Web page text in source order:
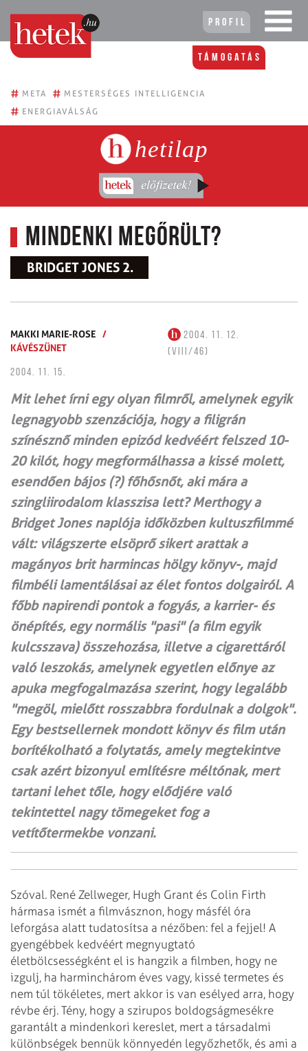
Profil
Támogatás
# META # MESTERSÉGES INTELLIGENCIA
# ENERGIAVÁLSÁG
hetilap
Mindenki megőrült?
BRIDGET JONES 2.
MAKKI MARIE-ROSE /
KÁVÉSZÜNET
2004. 11. 12.
(VIII/46)
2004. 11. 15.
Mit lehet írni egy olyan filmről, amelynek egyik
legnagyobb szenzációja, hogy a filigrán
színésznő minden epizód kedvéért felszed 10-
20 kilót, hogy megformálhassa a kissé molett,
esendően bájos (?) főhősnőt, aki mára a
szingliirodalom klasszisa lett? Merthogy a
Bridget Jones naplója időközben kultuszfilmmé
vált: világszerte elsöprő sikert arattak a
magányos brit harmincas hölgy könyv-, majd
filmbéli lamentálásai az élet fontos dolgairól. A
főbb napirendi pontok a fogyás, a karrier- és
önépítés, egy normális "pasi" (a film egyik
kulcsszava) összehozása, illetve a cigarettáról
való leszokás, amelynek egyetlen előnye az
apuka megfogalmazása szerint, hogy legalább
"megöl, mielőtt rosszabbra fordulnak a dolgok".
Egy bestsellernek mondott könyv és film után
borítékolható a folytatás, amely megtekintve
csak azért bizonyul említésre méltónak, mert
tartani lehet tőle, hogy elődjére való
tekintettel nagy tömegeket fog a
vetítőtermekbe vonzani.
Szóval. René Zellweger, Hugh Grant és Colin Firth
hármasa ismét a filmvásznon, hogy másfél óra
leforgása alatt tudatosítsa a nézőben: fel a fejjel! A
gyengébbek kedvéért megnyugtató
életbölcsességként el is hangzik a filmben, hogy ne
izgulj, ha harminchárom éves vagy, kissé termetes és
nem túl tökéletes, mert akkor is van esélyed arra, hogy
révbe érj. Tény, hogy a szirupos boldogságmesékre
garantált a mindenkori kereslet, mert a társadalmi
különbségek bennük könnyedén legyőzhetők, és ami a